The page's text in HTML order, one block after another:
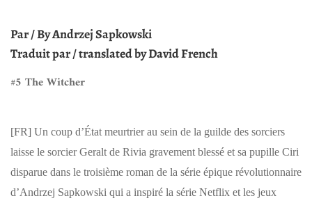
Par / ByAndrzej Sapkowski
Traduit par / translated by David French
#5 The Witcher
[FR] Un coup d’État meurtrier au sein de la guilde des sorciers
laisse le sorcier Geralt de Rivia gravement blessé et sa pupille Ciri
disparue dans le troisième roman de la série épique révolutionnaire
d’Andrzej Sapkowski qui a inspiré la série Netflix et les jeux